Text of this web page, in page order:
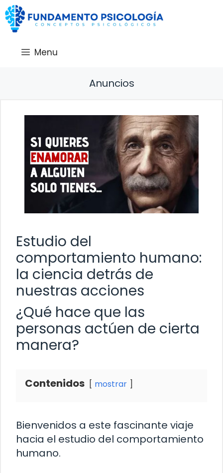
Saltar
al
contenido
Menu
Anuncios
Estudio del
comportamiento humano:
la ciencia detrás de
nuestras acciones
¿Qué hace que las
personas actúen de cierta
manera?
Contenidos mostrar
Bienvenidos a este fascinante viaje
hacia el estudio del comportamiento
humano.